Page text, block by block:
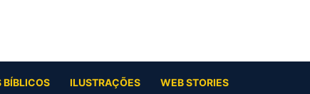
BÍBLICOS ILUSTRAÇÕES WEB STORIES